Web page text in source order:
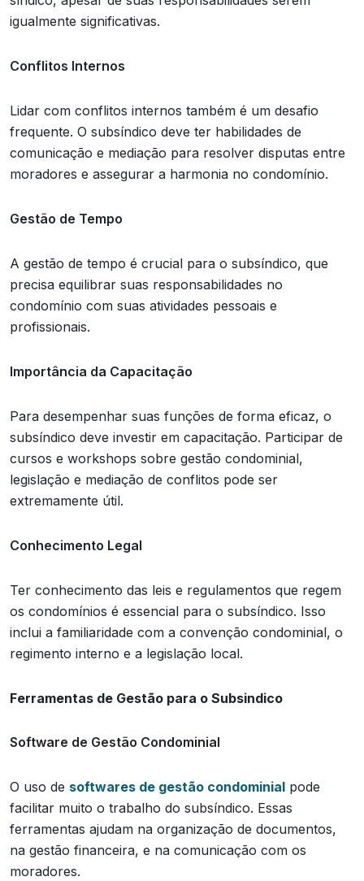
igualmente significativas.
Conflitos Internos
Lidar com conflitos internos também é um desafio
frequente. O subsíndico deve ter habilidades de
comunicação e mediação para resolver disputas entre
moradores e assegurar a harmonia no condomínio.
Gestão de Tempo
A gestão de tempo é crucial para o subsíndico, que
precisa equilibrar suas responsabilidades no
condomínio com suas atividades pessoais e
profissionais.
Importância da Capacitação
Para desempenhar suas funções de forma eficaz, o
subsíndico deve investir em capacitação. Participar de
cursos e workshops sobre gestão condominial,
legislação e mediação de conflitos pode ser
extremamente útil.
Conhecimento Legal
Ter conhecimento das leis e regulamentos que regem
os condomínios é essencial para o subsíndico. Isso
inclui a familiaridade com a convenção condominial, o
regimento interno e a legislação local.
Ferramentas de Gestão para o Subsindico
Software de Gestão Condominial
O uso de softwares de gestão condominial pode
facilitar muito o trabalho do subsíndico. Essas
ferramentas ajudam na organização de documentos,
na gestão financeira, e na comunicação com os
moradores.